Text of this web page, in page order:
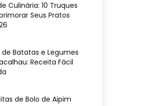
Culinária: 10 Truques
Seus Pratos
de Batatas e Legumes
Receita Fácil
de Bolo de Aipim